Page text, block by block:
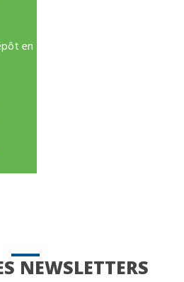
en
NEWSLETTERS